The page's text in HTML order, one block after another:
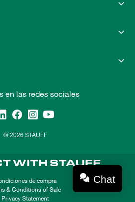
en las redes sociales
© 2026 STAUFF
de compra
& Conditions of Sale
Privacy Statement
Chat